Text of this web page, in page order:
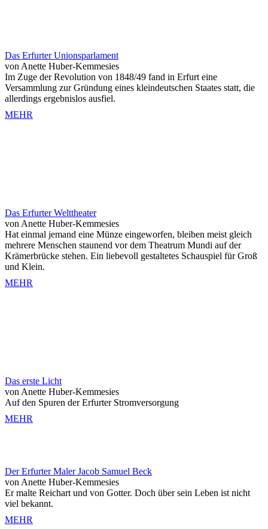
Das Erfurter Unionsparlament
von Anette Huber-Kemmesies
Im Zuge der Revolution von 1848/49 fand in Erfurt eine
Versammlung zur Gründung eines kleindeutschen Staates statt, die
allerdings ergebnislos ausfiel.
MEHR
Das Erfurter Welttheater
von Anette Huber-Kemmesies
Hat einmal jemand eine Münze eingeworfen, bleiben meist gleich
mehrere Menschen staunend vor dem Theatrum Mundi auf der
Krämerbrücke stehen. Ein liebevoll gestaltetes Schauspiel für Groß
und Klein.
MEHR
Das erste Licht
von Anette Huber-Kemmesies
Auf den Spuren der Erfurter Stromversorgung
MEHR
Der Erfurter Maler Jacob Samuel Beck
von Anette Huber-Kemmesies
Er malte Reichart und von Gotter. Doch über sein Leben ist nicht
viel bekannt.
MEHR